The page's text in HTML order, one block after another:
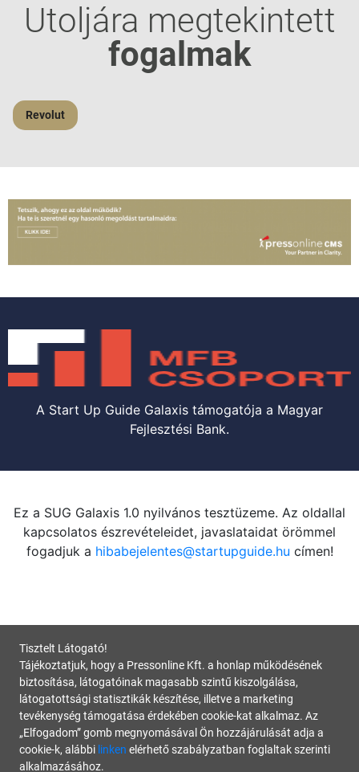
Utoljára megtekintett
fogalmak
Revolut
A Start Up Guide Galaxis támogatója a Magyar
Fejlesztési Bank.
Ez a SUG Galaxis 1.0 nyilvános tesztüzeme. Az oldallal
kapcsolatos észrevételeidet, javaslataidat örömmel
fogadjuk a hibabejelentes@startupguide.hu címen!
Tisztelt Látogató!
Tájékoztatjuk, hogy a Pressonline Kft. a honlap működésének
biztosítása, látogatóinak magasabb szintű kiszolgálása,
látogatottsági statisztikák készítése, illetve a marketing
tevékenység támogatása érdekében cookie-kat alkalmaz. Az
„Elfogadom” gomb megnyomásával Ön hozzájárulását adja a
cookie-k, alábbi linken elérhető szabályzatban foglaltak szerinti
alkalmazásához.